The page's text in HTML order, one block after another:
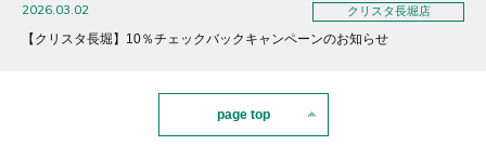
2026.03.02 クリスタ長堀店
【クリスタ長堀】10％チェックバックキャンペーンのお知らせ
page top